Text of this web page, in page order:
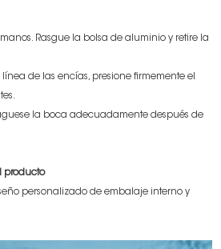
manos. Rasgue la bolsa de aluminio y retire la
línea de las encías, presione firmemente el
la boca adecuadamente después de
producto
personalizado de embalaje interno y